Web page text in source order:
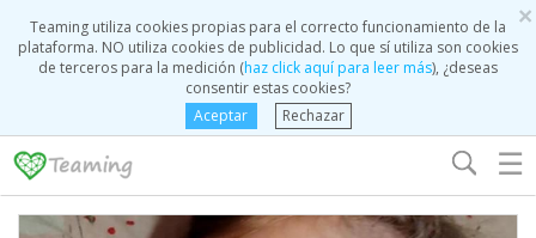
×
Teaming utiliza cookies propias para el correcto funcionamiento de la
plataforma. NO utiliza cookies de publicidad. Lo que sí utiliza son cookies
de terceros para la medición (haz click aquí para leer más), ¿deseas
consentir estas cookies?
Aceptar
Rechazar
☰